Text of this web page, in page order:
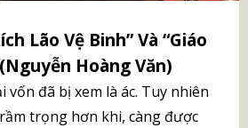
Lão Vệ Binh” Và “Giáo
Hoàng Văn)
vốn đã bị xem là ác. Tuy nhiên
trọng hơn khi, càng được